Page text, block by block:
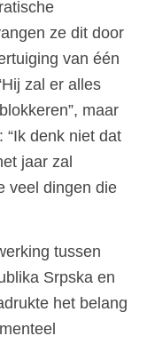
ze dit door
van één
zal er alles
maar
“Ik denk niet dat
jaar zal
veel dingen die
tussen
Srpska en
het belang